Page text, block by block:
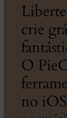
crie
O
no